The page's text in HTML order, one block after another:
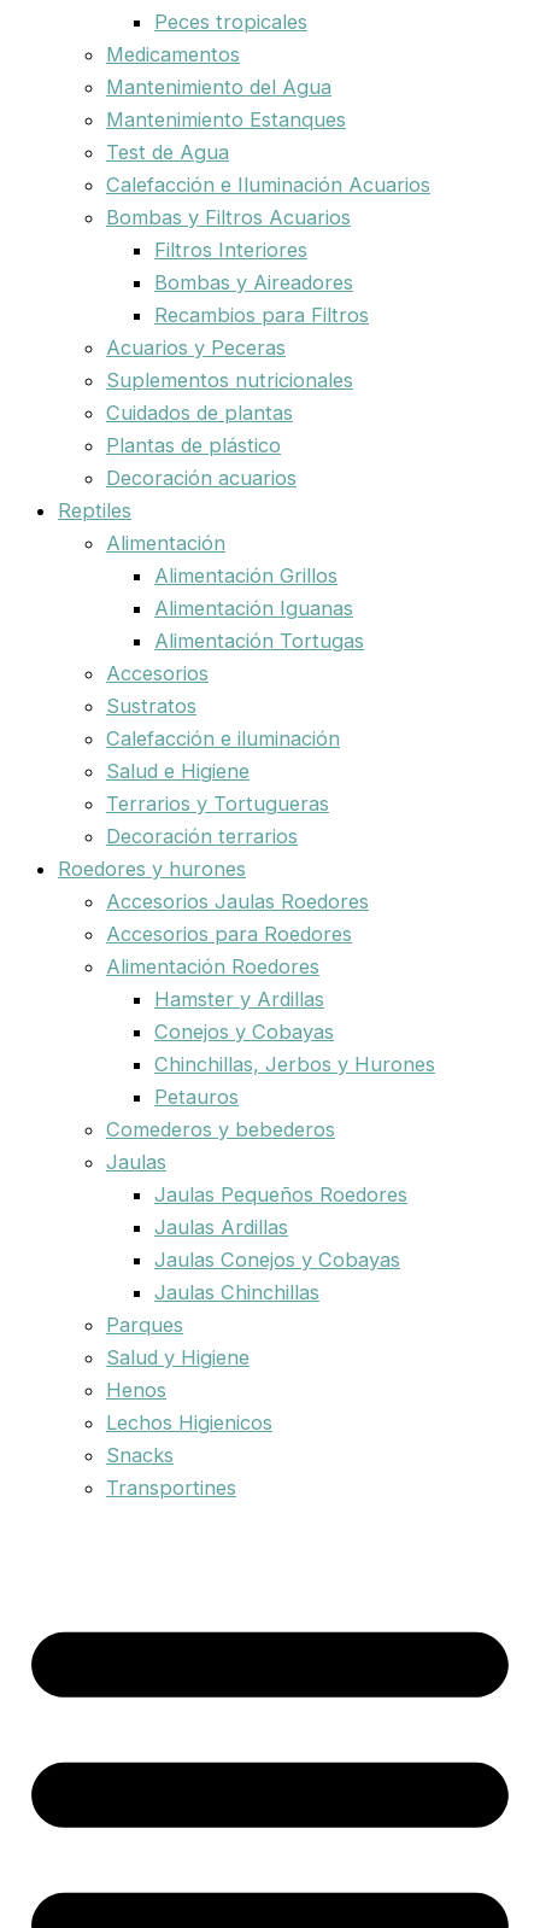
Peces tropicales
Medicamentos
Mantenimiento del Agua
Mantenimiento Estanques
Test de Agua
Calefacción e Iluminación Acuarios
Bombas y Filtros Acuarios
Filtros Interiores
Bombas y Aireadores
Recambios para Filtros
Acuarios y Peceras
Suplementos nutricionales
Cuidados de plantas
Plantas de plástico
Decoración acuarios
Reptiles
Alimentación
Alimentación Grillos
Alimentación Iguanas
Alimentación Tortugas
Accesorios
Sustratos
Calefacción e iluminación
Salud e Higiene
Terrarios y Tortugueras
Decoración terrarios
Roedores y hurones
Accesorios Jaulas Roedores
Accesorios para Roedores
Alimentación Roedores
Hamster y Ardillas
Conejos y Cobayas
Chinchillas, Jerbos y Hurones
Petauros
Comederos y bebederos
Jaulas
Jaulas Pequeños Roedores
Jaulas Ardillas
Jaulas Conejos y Cobayas
Jaulas Chinchillas
Parques
Salud y Higiene
Henos
Lechos Higienicos
Snacks
Transportines